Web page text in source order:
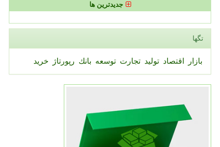
جدیدترین ها
تگها
بازار اقتصاد تولید تجارت توسعه بانك رپورتاژ خرید